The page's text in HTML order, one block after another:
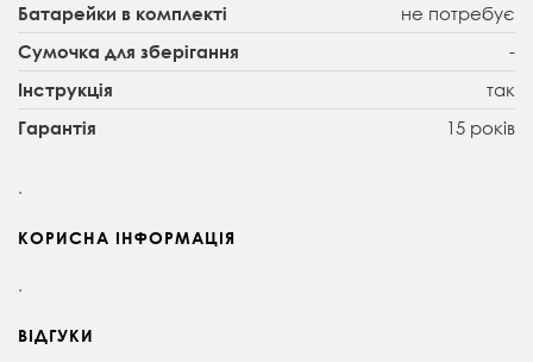
Батарейки в комплекті не потребує
Сумочка для зберігання -
Інструкція так
Гарантія 15 років
.
КОРИСНА ІНФОРМАЦІЯ
.
ВІДГУКИ